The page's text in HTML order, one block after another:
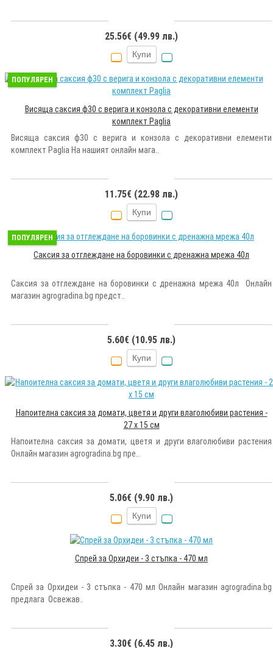
25.56€ (49.99 лв.)
Купи
ПОПУЛЯРЕН
Висяща саксия ф30 с верига и конзола с декоративни елементи
комплект Paglia
Висяща саксия ф30 с верига и конзола с декоративни елементи
комплект Paglia На нашият онлайн мага..
11.75€ (22.98 лв.)
Купи
ПОПУЛЯРЕН
Саксия за отглеждане на боровинки с дренажна мрежа 40л
Саксия за отглеждане на боровинки с дренажна мрежа 40л Онлайн
магазин agrogradina.bg предст..
5.60€ (10.95 лв.)
Купи
Напоителна саксия за домати, цветя и други влаголюбиви растения -
27 x 15 см
Напоителна саксия за домати, цветя и други влаголюбиви растения
Онлайн магазин agrogradina.bg пре..
5.06€ (9.90 лв.)
Купи
Спрей за Орхидеи - 3 стъпка - 470 мл
Спрей за Орхидеи - 3 стъпка - 470 мл Онлайн магазин agrogradina.bg
предлага Освежав..
3.30€ (6.45 лв.)